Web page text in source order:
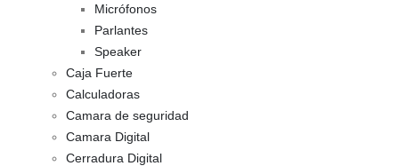
Micrófonos
Parlantes
Speaker
Caja Fuerte
Calculadoras
Camara de seguridad
Camara Digital
Cerradura Digital